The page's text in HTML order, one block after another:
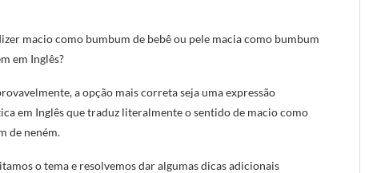
macio como bumbum de bebê ou pele macia como bumbum
em Inglês?
a opção mais correta seja uma expressão
em Inglês que traduz literalmente o sentido de macio como
de neném.
o tema e resolvemos dar algumas dicas adicionais